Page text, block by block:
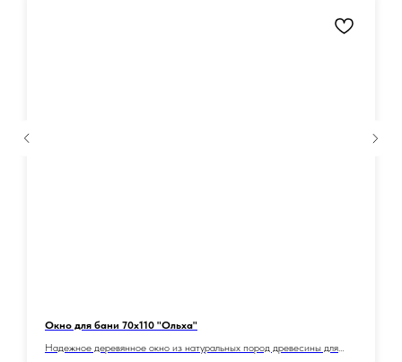
Окно для бани 70х110 "Ольха"
Надежное деревянное окно из натуральных пород древесины для